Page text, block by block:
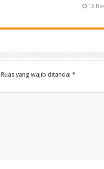
13
Ruas yang wajib ditandai *